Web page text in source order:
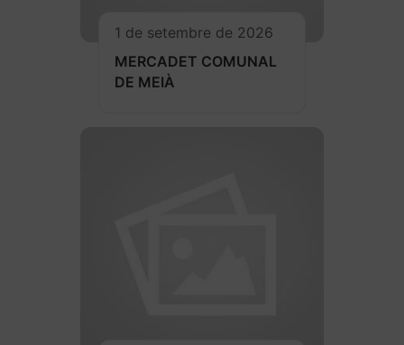
1 de setembre de 2026
MERCADET COMUNAL
DE MEIÀ